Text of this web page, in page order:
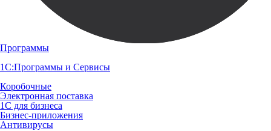
Программы
1С:Программы и Сервисы
Коробочные
Электронная поставка
1С для бизнеса
Бизнес-приложения
Антивирусы